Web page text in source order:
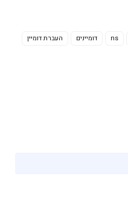
ns דומיינים
העברת דומיין